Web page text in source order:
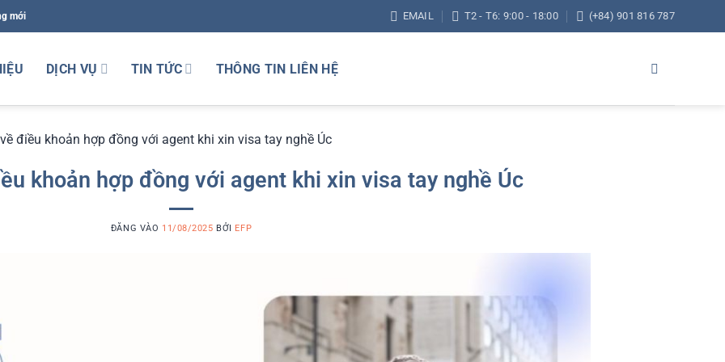
mới EMAIL T2 - T6: 9:00 - 18:00 (+84) 901 816 787
DỊCH VỤ TIN TỨC THÔNG TIN LIÊN HỆ
điều khoản hợp đồng với agent khi xin visa tay nghề Úc
khoản hợp đồng với agent khi xin visa tay nghề Úc
ĐĂNG VÀO 11/08/2025 BỞI EFP